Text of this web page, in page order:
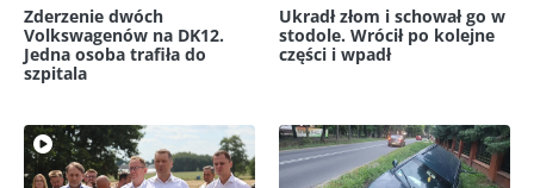
Zderzenie dwóch
Volkswagenów na DK12.
Jedna osoba trafiła do
szpitala
Ukradł złom i schował go w
stodole. Wrócił po kolejne
części i wpadł